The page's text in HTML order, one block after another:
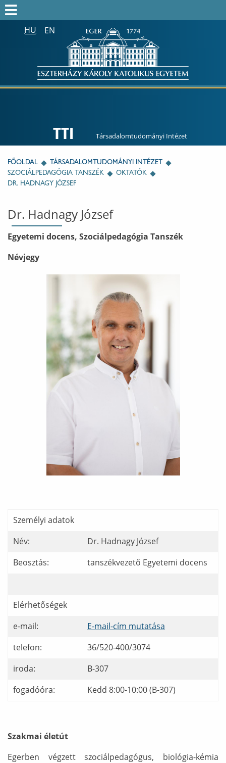
HU EN
FELVETTEK
HTOTDK2027
Keresés az egész honlapon:
TTI Társadalomtudományi Intézet
FŐOLDAL
TÁRSADALOMTUDOMÁNYI INTÉZET
SZOCIÁLPEDAGÓGIA TANSZÉK
OKTATÓK
DR. HADNAGY JÓZSEF
Dr. Hadnagy József
Egyetemi docens, Szociálpedagógia Tanszék
Névjegy
Ábra képaláírással: Hadnagy József
Személyi adatok
Név:
Dr. Hadnagy József
Beosztás:
tanszékvezető Egyetemi docens
Elérhetőségek
e-mail:
E-mail-cím mutatása
telefon:
36/520-400/3074
iroda:
B-307
fogadóóra:
Kedd 8:00-10:00 (B-307)
Szakmai életút
Egerben végzett szociálpedagógus, biológia-kémia